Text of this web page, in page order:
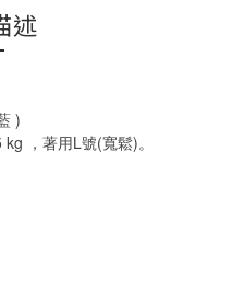
述
)
，著用L號(寬鬆)。